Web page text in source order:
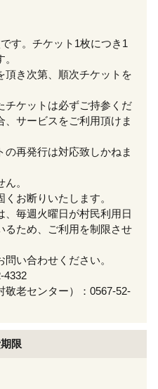
す。チケット1枚につき1
頂き次第、順次チケットを
チケットは必ずご持参くだ
、サービスをご利用頂けま
の再発行は対応致しかねま
。
お断りいたします。
、毎週火曜日が村民利用日
るため、ご利用を制限させ
い合わせください。
4332
敬老センター）：0567-52-
限